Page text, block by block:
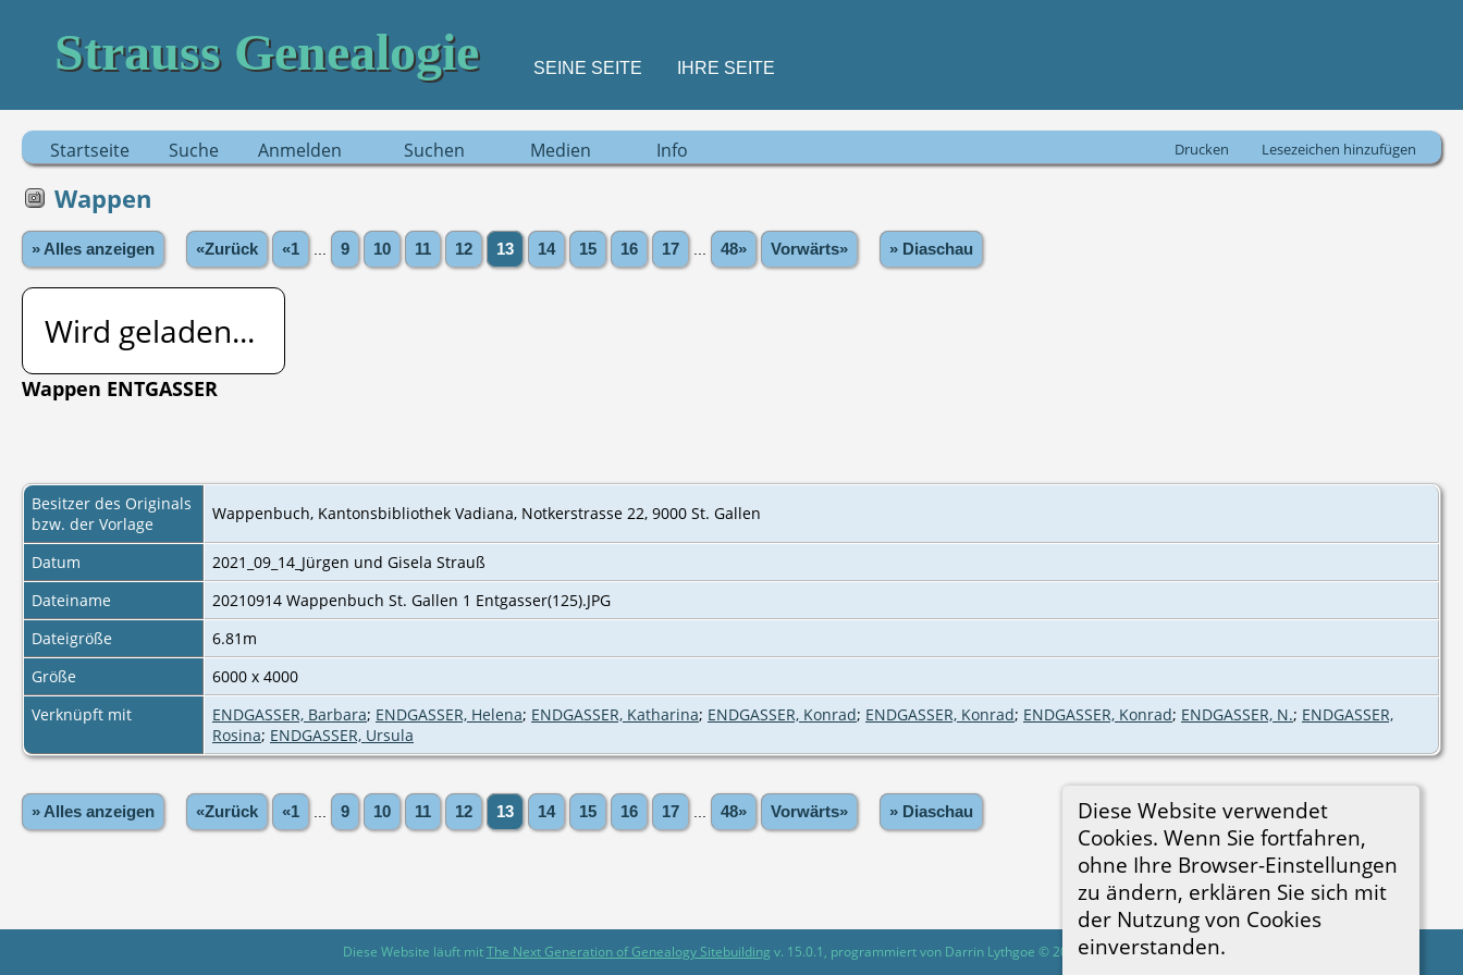
Strauss Genealogie SEINE SEITE IHRE SEITE
Startseite Suche Anmelden Suchen Medien Info Drucken Lesezeichen hinzufügen
Diese Website verwendet
Cookies. Wenn Sie fortfahren,
ohne Ihre Browser-Einstellungen
zu ändern, erklären Sie sich mit
der Nutzung von Cookies
einverstanden.
Wappen
» Alles anzeigen «Zurück «1 9 10 11 12 13 14 15 16 17 48» Vorwärts» » Diaschau
Wird geladen...
Wappen ENTGASSER
Besitzer des Originals
bzw. der Vorlage
Wappenbuch, Kantonsbibliothek Vadiana, Notkerstrasse 22, 9000 St. Gallen
Datum
2021_09_14_Jürgen und Gisela Strauß
Dateiname
20210914 Wappenbuch St. Gallen 1 Entgasser(125).JPG
Dateigröße
6.81m
Größe
6000 x 4000
Verknüpft mit
ENDGASSER, Barbara; ENDGASSER, Helena; ENDGASSER, Katharina; ENDGASSER, Konrad; ENDGASSER, Konrad; ENDGASSER, Konrad; ENDGASSER, N.; ENDGASSER,
Rosina; ENDGASSER, Ursula
» Alles anzeigen «Zurück «1 9 10 11 12 13 14 15 16 17 48» Vorwärts» » Diaschau
Diese Website läuft mitThe Next Generation of Genealogy Sitebuilding v. 15.0.1, programmiert von Darrin Lythgoe © 2001-2026.